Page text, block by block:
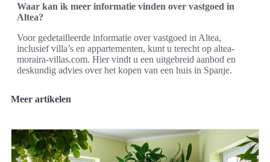
Waar kan ik meer informatie vinden over vastgoed in
Altea?
Voor gedetailleerde informatie over vastgoed in Altea,
inclusief villa’s en appartementen, kunt u terecht op altea-
moraira-villas.com. Hier vindt u een uitgebreid aanbod en
deskundig advies over het kopen van een huis in Spanje.
Meer artikelen